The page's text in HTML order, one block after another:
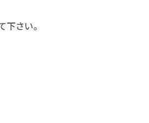
下さい。